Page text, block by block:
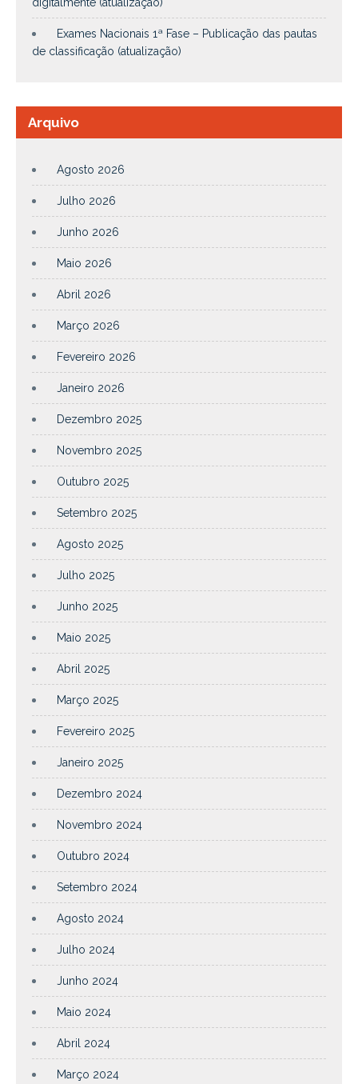
Exames Nacionais 1ª Fase – Publicação das pautas
de classificação (atualização)
Arquivo
Agosto 2026
Julho 2026
Junho 2026
Maio 2026
Abril 2026
Março 2026
Fevereiro 2026
Janeiro 2026
Dezembro 2025
Novembro 2025
Outubro 2025
Setembro 2025
Agosto 2025
Julho 2025
Junho 2025
Maio 2025
Abril 2025
Março 2025
Fevereiro 2025
Janeiro 2025
Dezembro 2024
Novembro 2024
Outubro 2024
Setembro 2024
Agosto 2024
Julho 2024
Junho 2024
Maio 2024
Abril 2024
Março 2024